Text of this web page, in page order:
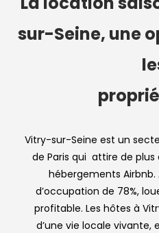
sur-Seine, une
Vitry-sur-Seine est un
de Paris qui attire de plus
hébergements
d’occupation de 78%,
profitable. Les hôtes à
d’une vie locale vivante,